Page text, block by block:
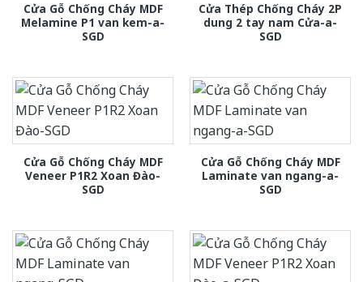
Cửa Gỗ Chống Cháy MDF
Melamine P1 van kem-a-
SGD
Cửa Thép Chống Cháy 2P
dung 2 tay nam Cửa-a-
SGD
Cửa Gỗ Chống Cháy MDF
Veneer P1R2 Xoan Đào-
SGD
Cửa Gỗ Chống Cháy MDF
Laminate van ngang-a-
SGD